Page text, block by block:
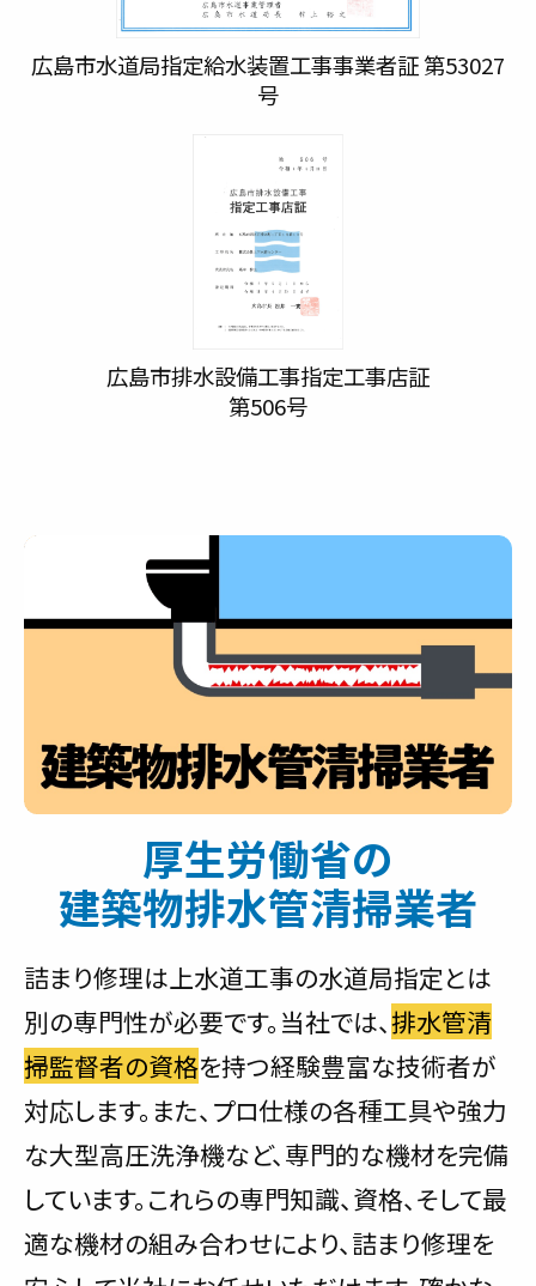
広島市水道局指定給水装置工事事業者証 第53027
号
広島市排水設備工事指定工事店証
第506号
厚生労働省の
建築物排水管清掃業者
詰まり修理は上水道工事の水道局指定とは
別の専門性が必要です。当社では、排水管清
掃監督者の資格を持つ経験豊富な技術者が
対応します。また、プロ仕様の各種工具や強力
な大型高圧洗浄機など、専門的な機材を完備
しています。これらの専門知識、資格、そして最
適な機材の組み合わせにより、詰まり修理を